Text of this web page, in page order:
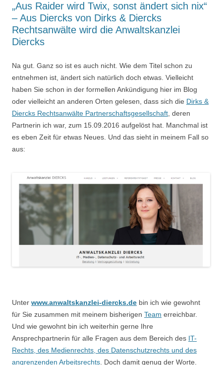
„Aus Raider wird Twix, sonst ändert sich nix“
– Aus Diercks von Dirks & Diercks
Rechtsanwälte wird die Anwaltskanzlei
Diercks
Na gut. Ganz so ist es auch nicht. Wie dem Titel schon zu
entnehmen ist, ändert sich natürlich doch etwas. Vielleicht
haben Sie schon in der formellen Ankündigung hier im Blog
oder vielleicht an anderen Orten gelesen, dass sich die Dirks &
Diercks Rechtsanwälte Partnerschaftsgesellschaft, deren
Partnerin ich war, zum 15.09.2016 aufgelöst hat. Manchmal ist
es eben Zeit für etwas Neues. Und das sieht in meinem Fall so
aus:
Unter www.anwaltskanzlei-diercks.de bin ich wie gewohnt
für Sie zusammen mit meinem bisherigen Team erreichbar.
Und wie gewohnt bin ich weiterhin gerne Ihre
Ansprechpartnerin für alle Fragen aus dem Bereich des IT-
Rechts, des Medienrechts, des Datenschutzrechts und des
angrenzenden Arbeitsrechts. Doch damit genug der Worte.